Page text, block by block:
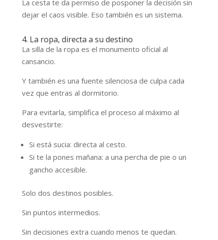
La cesta te da permiso de posponer la decisión sin
dejar el caos visible. Eso también es un sistema.
4. La ropa, directa a su destino
La silla de la ropa es el monumento oficial al
cansancio.
Y también es una fuente silenciosa de culpa cada
vez que entras al dormitorio.
Para evitarla, simplifica el proceso al máximo al
desvestirte:
Si está sucia: directa al cesto.
Si te la pones mañana: a una percha de pie o un
gancho accesible.
Solo dos destinos posibles.
Sin puntos intermedios.
Sin decisiones extra cuando menos te quedan.